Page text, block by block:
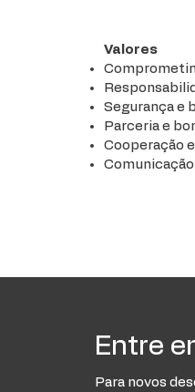
Valores
Segurança e
Parceria e
Cooperação
Entre
Para novos